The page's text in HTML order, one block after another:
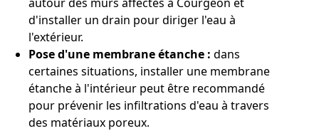
d'installer un drain pour diriger l'eau à
l'extérieur.
Pose d'une membrane étanche : dans
certaines situations, installer une membrane
étanche à l'intérieur peut être recommandé
pour prévenir les infiltrations d'eau à travers
des matériaux poreux.